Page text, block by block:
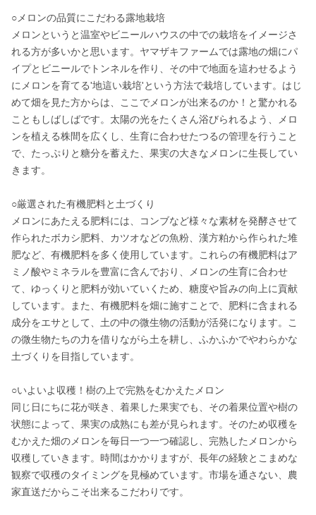
○メロンの品質にこだわる露地栽培
メロンというと温室やビニールハウスの中での栽培をイメージさ
れる方が多いかと思います。ヤマザキファームでは露地の畑にパ
イプとビニールでトンネルを作り、その中で地面を這わせるよう
にメロンを育てる'地這い栽培'という方法で栽培しています。はじ
めて畑を見た方からは、ここでメロンが出来るのか！と驚かれる
こともしばしばです。太陽の光をたくさん浴びられるよう、メロ
ンを植える株間を広くし、生育に合わせたつるの管理を行うこと
で、たっぷりと糖分を蓄えた、果実の大きなメロンに生長してい
きます。
○厳選された有機肥料と土づくり
メロンにあたえる肥料には、コンブなど様々な素材を発酵させて
作られたボカシ肥料、カツオなどの魚粉、漢方粕から作られた堆
肥など、有機肥料を多く使用しています。これらの有機肥料はア
ミノ酸やミネラルを豊富に含んでおり、メロンの生育に合わせ
て、ゆっくりと肥料が効いていくため、糖度や旨みの向上に貢献
しています。また、有機肥料を畑に施すことで、肥料に含まれる
成分をエサとして、土の中の微生物の活動が活発になります。こ
の微生物たちの力を借りながら土を耕し、ふかふかでやわらかな
土づくりを目指しています。
○いよいよ収穫！樹の上で完熟をむかえたメロン
同じ日にちに花が咲き、着果した果実でも、その着果位置や樹の
状態によって、果実の成熟にも差が見られます。そのため収穫を
むかえた畑のメロンを毎日一つ一つ確認し、完熟したメロンから
収穫していきます。時間はかかりますが、長年の経験とこまめな
観察で収穫のタイミングを見極めています。市場を通さない、農
家直送だからこそ出来るこだわりです。